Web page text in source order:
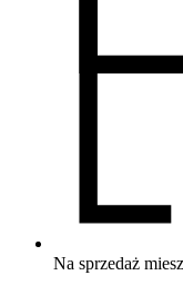
Na sprzedaż